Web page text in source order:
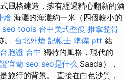
風格建造，擁有經過精心翻新的酒
燴 海灘的海灘約一米（四個較小的
seo tools 台中美式整復 推拿整骨
。 台北外燴 記帳士 準備 ptt 結
台胞證 台中 獨特的風格，現代的
宜蘭 seo seo是什么 Saada），
旅行的背景。 直接在白色沙質，